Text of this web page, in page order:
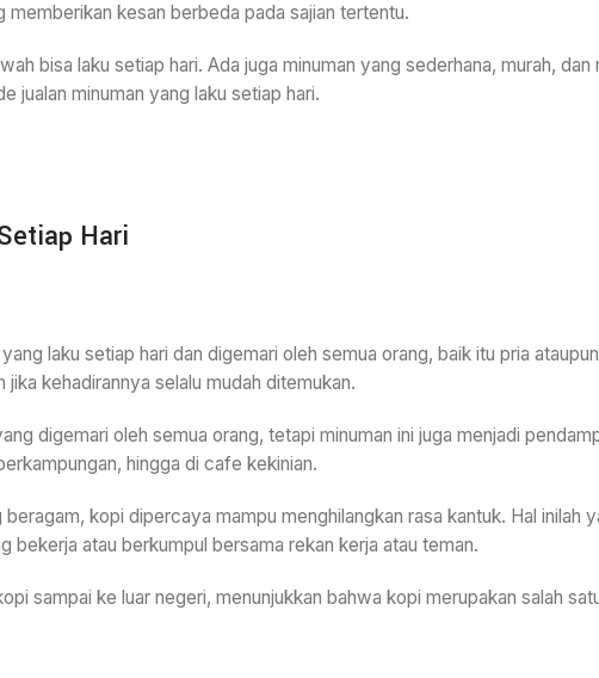
kesan berbeda pada sajian tertentu.
bisa laku setiap hari. Ada juga minuman yang sederhana, murah,
jualan minuman yang laku setiap hari.
Hari
laku setiap hari dan digemari oleh semua orang, baik itu pria
kehadirannya selalu mudah ditemukan.
digemari oleh semua orang, tetapi minuman ini juga menjadi
hingga di cafe kekinian.
kopi dipercaya mampu menghilangkan rasa kantuk. Hal inilah
bekerja atau berkumpul bersama rekan kerja atau teman.
sampai ke luar negeri, menunjukkan bahwa kopi merupakan salah